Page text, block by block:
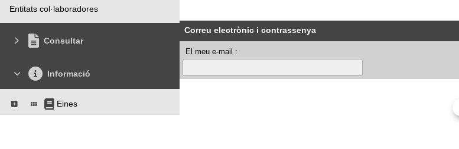
Entitats col·laboradores
Consultar
Informació
Eines
Correu electrònic i contrassenya
El meu e-mail :